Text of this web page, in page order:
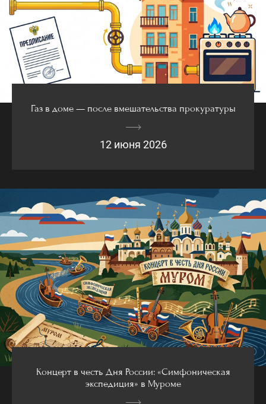
Газ в доме — после вмешательства прокуратуры
12 июня 2026
Концерт в честь Дня России: «Симфоническая
экспедиция» в Муроме